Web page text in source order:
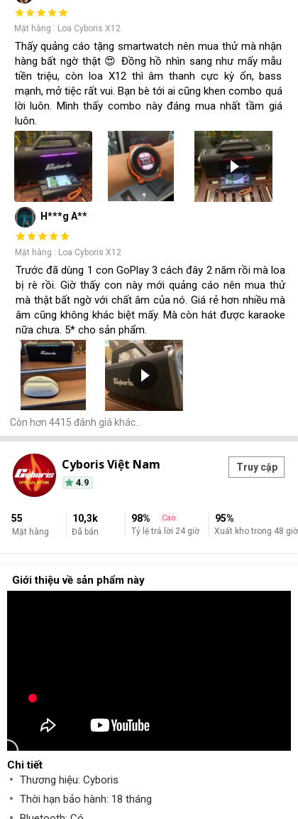
H***g A**
Trước đã dùng 1 con GoPlay 3 cách đây 2 năm rồi mà loa
bị rè rồi. Giờ thấy con này mới quảng cáo nên mua thử
mà thật bất ngờ với chất âm của nó. Giá rẻ hơn nhiều mà
âm cũng không khác biệt mấy. Mà còn hát được karaoke
nữa chưa. 5* cho sản phẩm.
Mặt hàng : Loa Cyboris X12
Còn hơn 4415 đánh giá khác…
Thấy quảng cáo tặng smartwatch nên mua thử mà nhận
hàng bất ngờ thật 😍 Đồng hồ nhìn sang như mấy mẫu
tiền triệu, còn loa X12 thì âm thanh cực kỳ ổn, bass
mạnh, mở tiệc rất vui. Bạn bè tới ai cũng khen combo quá
lời luôn. Mình thấy combo này đáng mua nhất tầm giá
luôn.
Mặt hàng : Loa Cyboris X12
Cyboris Việt Nam
Mặt hàng
4.9
55 10,3k
Đã bán
98% Cao
Tỷ lệ trả lời 24 giờ
95%
Xuất kho trong 48 giờ
Truy cập
Giới thiệu về sản phẩm này
Chi tiết
Thương hiệu: Cyboris
Thời hạn bảo hành: 18 tháng